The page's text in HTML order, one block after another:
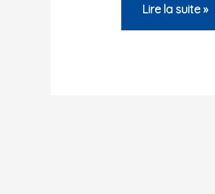
Ukraine
–
Lire la suite »